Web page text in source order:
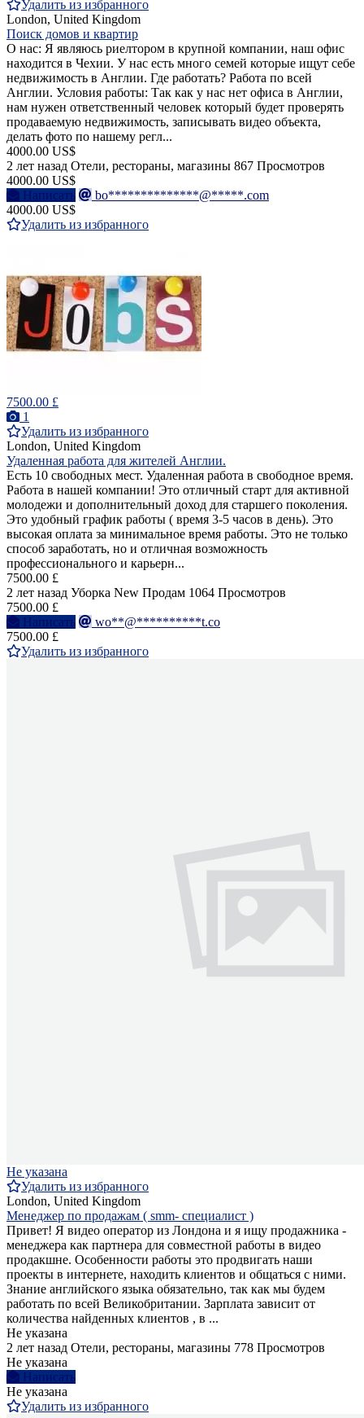
Удалить из избранного
London, United Kingdom
Поиск домов и квартир
О нас: Я являюсь риелтором в крупной компании, наш офис
находится в Чехии. У нас есть много семей которые ищут себе
недвижимость в Англии. Где работать? Работа по всей
Англии. Условия работы: Так как у нас нет офиса в Англии,
нам нужен ответственный человек который будет проверять
продаваемую недвижимость, записывать видео объекта,
делать фото по нашему регл...
4000.00 US$
2 лет назад Отели, рестораны, магазины 867 Просмотров
4000.00 US$
Написать
bo**************@*****.com
4000.00 US$
Удалить из избранного
7500.00 £
1
Удалить из избранного
London, United Kingdom
Удаленная работа для жителей Англии.
Есть 10 свободных мест. Удаленная работа в свободное время.
Работа в нашей компании! Это отличный старт для активной
молодежи и дополнительный доход для старшего поколения.
Это удобный график работы ( время 3-5 часов в день). Это
высокая оплата за минимальное время работы. Это не только
способ заработать, но и отличная возможность
профессионального и карьерн...
7500.00 £
2 лет назад Уборка New Продам 1064 Просмотров
7500.00 £
Написать
wo**@**********t.co
7500.00 £
Удалить из избранного
Не указана
Удалить из избранного
London, United Kingdom
Менеджер по продажам ( smm- специалист )
Привет! Я видео оператор из Лондона и я ищу продажника -
менеджера как партнера для совместной работы в видео
продакшне. Особенности работы это продвигать наши
проекты в интернете, находить клиентов и общаться с ними.
Знание английского языка обязательно, так как мы будем
работать по всей Великобритании. Зарплата зависит от
количества найденных клиентов , в ...
Не указана
2 лет назад Отели, рестораны, магазины 778 Просмотров
Не указана
Написать
Не указана
Удалить из избранного